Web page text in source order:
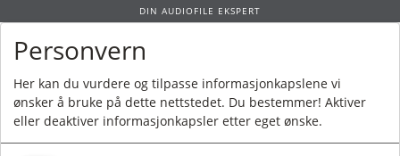
DIN AUDIOFILE EKSPERT
Forside / Bruktmarked Kabler og Strøm / Ansuz Mainz P2 2m - BRUKT
Personvern
Her kan du vurdere og tilpasse informasjonkapslene vi
ønsker å bruke på dette nettstedet. Du bestemmer! Aktiver
eller deaktiver informasjonkapsler etter eget ønske.